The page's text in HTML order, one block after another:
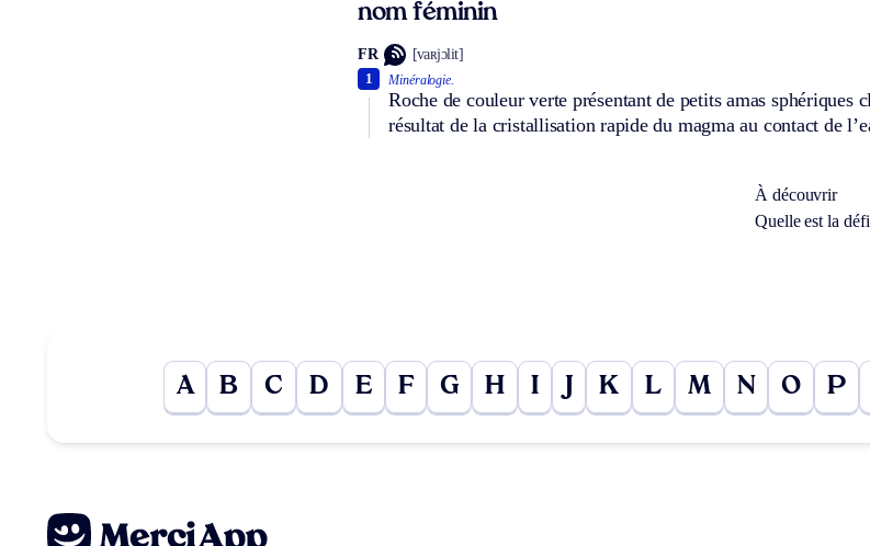
nom féminin
FR [vaʀjɔlit]
Minéralogie.
Roche de couleur verte présentant de petits amas sphériques
résultat de la cristallisation rapide du magma au contact de
1
À découvrir
Quelle est la
A B C D E F G H I K L M N O P